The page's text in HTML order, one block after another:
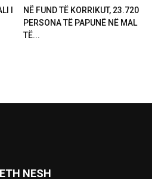
I
NË FUND TË KORRIKUT, 23.720
PERSONA TË PAPUNË NË MAL
TË...
NESH